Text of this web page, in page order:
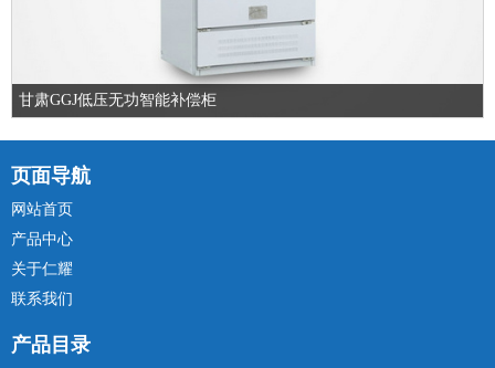
甘肃GGJ低压无功智能补偿柜
页面导航
网站首页
产品中心
关于仁耀
联系我们
产品目录